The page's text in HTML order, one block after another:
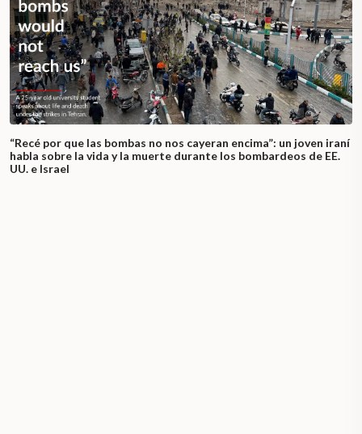
“Recé por que las bombas no nos cayeran encima”: un joven iraní
habla sobre la vida y la muerte durante los bombardeos de EE.
UU. e Israel